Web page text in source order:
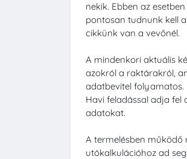
nekik. Ebben az
pontosan tudnunk kell
cikkünk van a vevőnél.
A mindenkori aktuális
azokról a raktárakról,
adatbevitel folyamatos.
Havi feladással adja fel
adatokat.
A termelésben
utókalkulációhoz ad